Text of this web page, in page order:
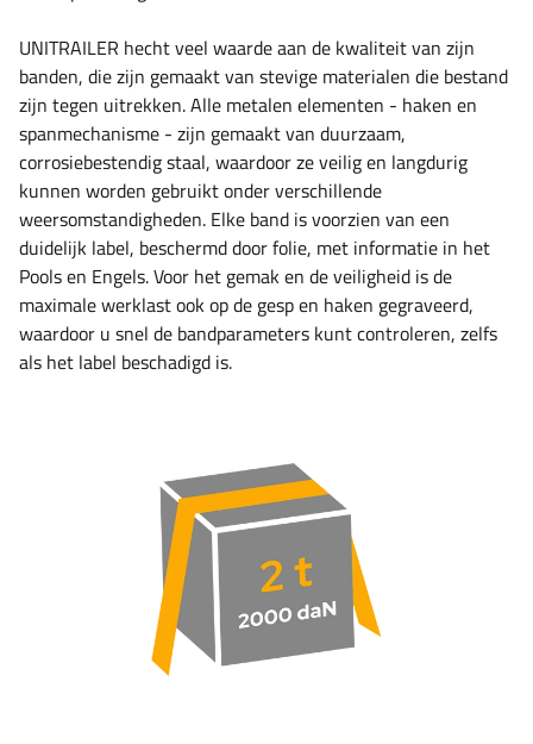
UNITRAILER hecht veel waarde aan de kwaliteit van zijn
banden, die zijn gemaakt van stevige materialen die bestand
zijn tegen uitrekken. Alle metalen elementen - haken en
spanmechanisme - zijn gemaakt van duurzaam,
corrosiebestendig staal, waardoor ze veilig en langdurig
kunnen worden gebruikt onder verschillende
weersomstandigheden. Elke band is voorzien van een
duidelijk label, beschermd door folie, met informatie in het
Pools en Engels. Voor het gemak en de veiligheid is de
maximale werklast ook op de gesp en haken gegraveerd,
waardoor u snel de bandparameters kunt controleren, zelfs
als het label beschadigd is.